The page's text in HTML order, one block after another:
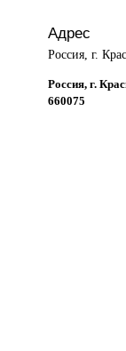
Адрес
Россия, г.
Россия, г.
660075